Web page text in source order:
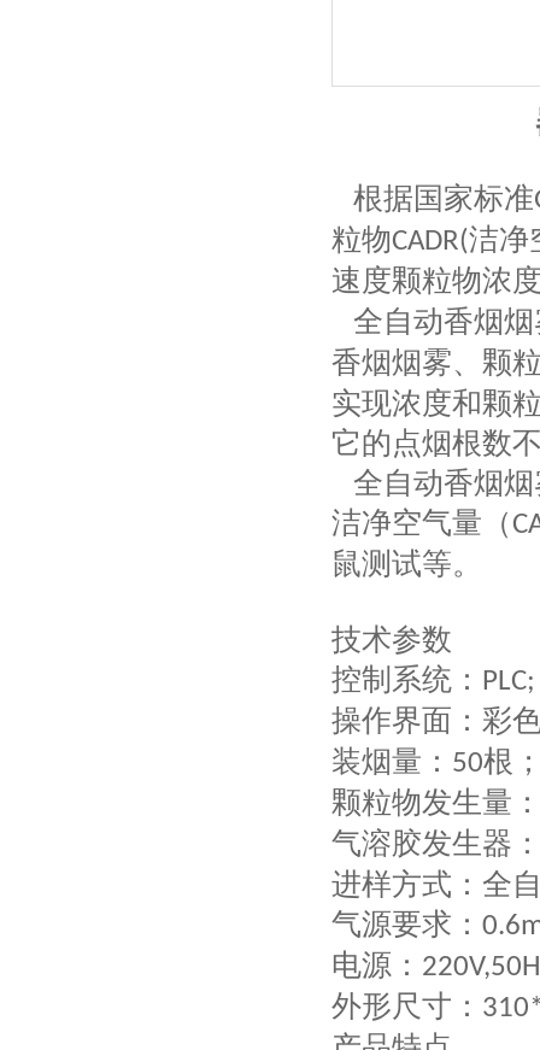
根据国家标准
粒物CADR(洁净
速度颗粒物浓
全自动香烟
香烟烟雾、颗
实现浓度和颗
它的点烟根数
全自动香烟烟
洁净空气量（
鼠测试等。
技术参数
控制系统： PLC;
操作界面：彩
装烟量： 50根
颗粒物发生量
气溶胶发生器
进样方式：全
气源要求：
电源：
外形尺寸：